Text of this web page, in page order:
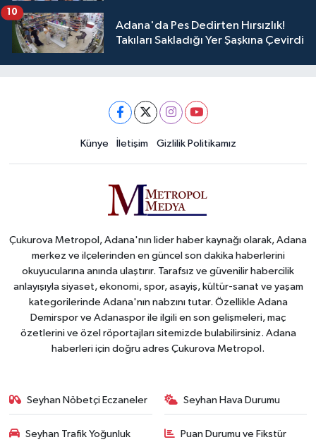
Adana'da Pes Dedirten Hırsızlık!
Takıları Sakladığı Yer Şaşkına Çevirdi
10
Künye İletişim Gizlilik Politikamız
Çukurova Metropol, Adana'nın lider haber kaynağı olarak, Adana
merkez ve ilçelerinden en güncel son dakika haberlerini
okuyucularına anında ulaştırır. Tarafsız ve güvenilir habercilik
anlayışıyla siyaset, ekonomi, spor, asayiş, kültür-sanat ve yaşam
kategorilerinde Adana'nın nabzını tutar. Özellikle Adana
Demirspor ve Adanaspor ile ilgili en son gelişmeleri, maç
özetlerini ve özel röportajları sitemizde bulabilirsiniz. Adana
haberleri için doğru adres Çukurova Metropol.
Seyhan Nöbetçi Eczaneler Seyhan Hava Durumu
Seyhan Trafik Yoğunluk Puan Durumu ve Fikstür